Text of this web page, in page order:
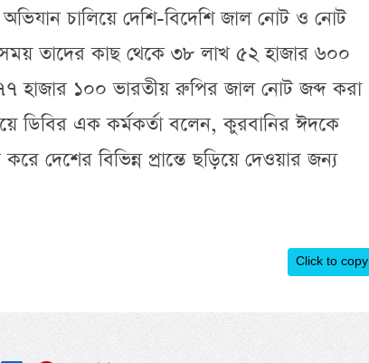
চালিয়ে দেশি-বিদেশি জাল নোট ও নোট
সময় তাদের কাছ থেকে ৩৮ লাখ ৫২ হাজার ৬০০
হাজার ১০০ ভারতীয় রুপির জাল নোট জব্দ করা
ডিবির এক কর্মকর্তা বলেন, কুরবানির ঈদকে
দেশের বিভিন্ন প্রান্তে ছড়িয়ে দেওয়ার জন্য
Click to copy